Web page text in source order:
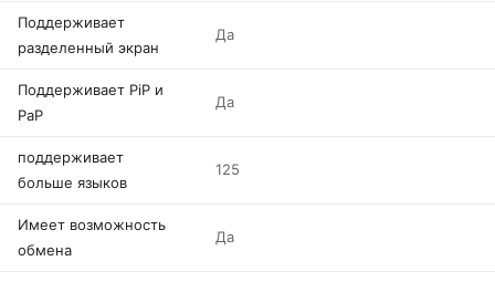
Поддерживает
разделенный экран
Да
Поддерживает PiP и
PaP
Да
поддерживает
больше языков
125
Имеет возможность
обмена
Да